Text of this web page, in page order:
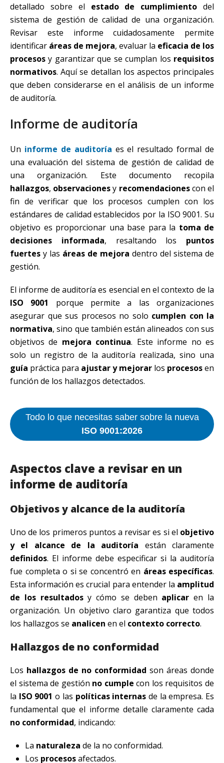
detallado sobre el estado de cumplimiento del
sistema de gestión de calidad de una organización.
Revisar este informe cuidadosamente permite
identificar áreas de mejora, evaluar la eficacia de los
procesos y garantizar que se cumplan los requisitos
normativos. Aquí se detallan los aspectos principales
que deben considerarse en el análisis de un informe
de auditoría.
Informe de auditoría
Un informe de auditoría es el resultado formal de
una evaluación del sistema de gestión de calidad de
una organización. Este documento recopila
hallazgos, observacionesy recomendacionescon el
fin de verificar que los procesos cumplen con los
estándares de calidad establecidos por la ISO 9001. Su
objetivo es proporcionar una base para la toma de
decisiones informada, resaltando los puntos
fuertes y las áreas de mejora dentro del sistema de
gestión.
El informe de auditoría es esencial en el contexto de la
ISO 9001
porque permite a las organizaciones
asegurar que sus procesos no solo cumplen con la
normativa, sino que también están alineados con sus
objetivos de mejora continua. Este informe no es
solo un registro de la auditoría realizada, sino una
guía práctica para ajustar y mejorar los procesosen
función de los hallazgos detectados.
Todo lo que necesitas saber sobre la nueva
ISO 9001:2026
Aspectos clave a revisar en un
informe de auditoría
Objetivos y alcance de la auditoría
Uno de los primeros puntos a revisar es si el objetivo
y el alcance de la auditoría están claramente
definidos. El informe debe especificar si la auditoría
fue completa o si se concentró en áreas específicas.
Esta información es crucial para entender la amplitud
de los resultadosy cómo se deben aplicar en la
organización. Un objetivo claro garantiza que todos
los hallazgos se analicen en el contexto correcto.
Hallazgos de no conformidad
Los hallazgos de no conformidad son áreas donde
el sistema de gestión no cumple con los requisitos de
la ISO 9001 o las políticas internas de la empresa. Es
fundamental que el informe detalle claramente cada
no conformidad, indicando:
La naturaleza de la no conformidad.
Los procesosafectados.